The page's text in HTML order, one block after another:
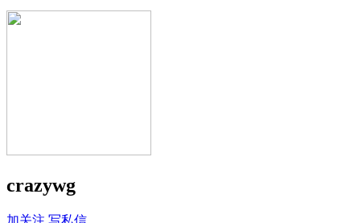
crazywg
加关注 写私信